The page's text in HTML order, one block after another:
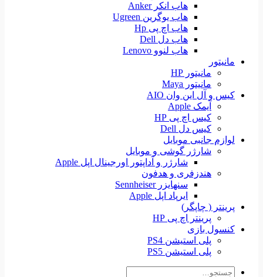
هاب انکر Anker
هاب یوگرین Ugreen
هاب اچ پی Hp
هاب دل Dell
هاب لنوو Lenovo
مانیتور
مانیتور HP
مانیتور Maya
کیس و آل این وان AIO
آیمک Apple
کیس اچ پی HP
کیس دل Dell
لوازم جانبی موبایل
شارژر گوشی و موبایل
شارژر و آداپتور اورجینال اپل Apple
هندزفری و هدفون
سنهایزر Sennheiser
ایرپاد اپل Apple
پرینتر ( چاپگر)
پرینتر اچ پی HP
کنسول بازی
پلی استیشن PS4
پلی استیشن PS5
جستجو